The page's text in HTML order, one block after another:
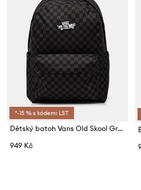
*-15 % s kódem: LST
Dětský batoh Vans Old Skool Grom Check Backpack
949 Kč